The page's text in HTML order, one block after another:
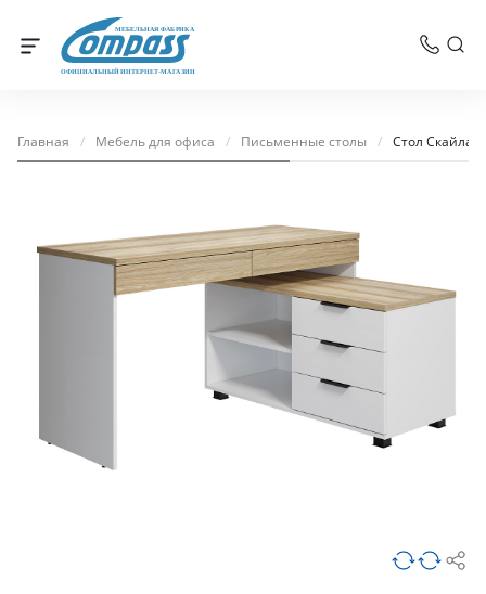
МЕБЕЛЬНАЯ ФАБРИКА
ОФИЦИАЛЬНЫЙ ИНТЕРНЕТ-МАГАЗИН
Главная / Мебель для офиса / Письменные столы / Стол